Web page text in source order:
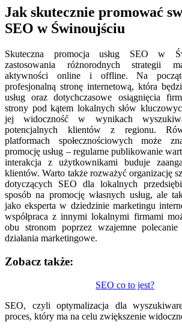
Jak skutecznie promować
SEO w Świnoujściu
Skuteczna promocja usług SEO w
zastosowania różnorodnych strategii
aktywności online i offline. Na
profesjonalną stronę internetową, która
usług oraz dotychczasowe osiągnięcia
strony pod kątem lokalnych słów
jej widoczność w wynikach
potencjalnych klientów z regionu.
platformach społecznościowych może
promocję usług – regularne publikowanie
interakcja z użytkownikami buduje
klientów. Warto także rozważyć organizację
dotyczących SEO dla lokalnych
sposób na promocję własnych usług, ale
jako eksperta w dziedzinie marketingu
współpraca z innymi lokalnymi firmami
obu stronom poprzez wzajemne
działania marketingowe.
Zobacz także:
SEO co to jest?
SEO, czyli optymalizacja dla
proces, który ma na celu zwiększenie
wpisu